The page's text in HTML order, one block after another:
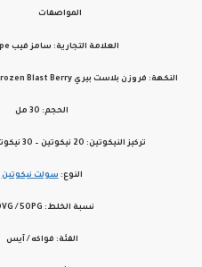
المواصفات
العلامة التجارية: سامز فيب Sams Vape
النكهة: فروزن بلاست بيري Frozen Blast Berry – توت مشكل مع آيس
الحجم:
تركيز النيكوتين:
النوع: سولت نيكوتين
نسبة الخلط:
الفئة: فواكه / آيس